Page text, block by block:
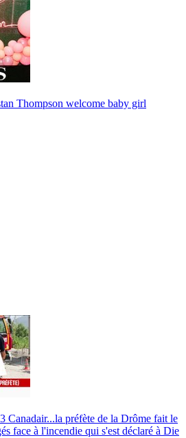
Thompson welcome baby girl
Canadair...la préfète de la Drôme fait le
face à l'incendie qui s'est déclaré à Die